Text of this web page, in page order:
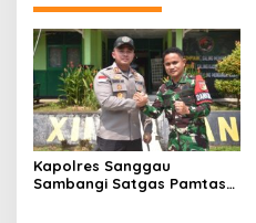
Kapolres Sanggau
Sambangi Satgas Pamtas